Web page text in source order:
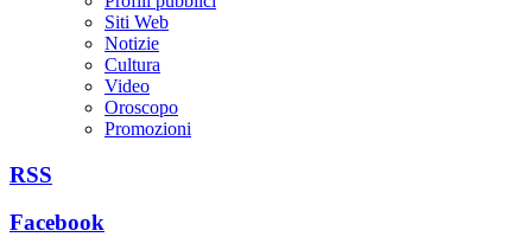
Siti Web
Notizie
Cultura
Video
Oroscopo
Promozioni
RSS
Facebook